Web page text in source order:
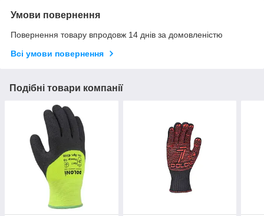
Умови повернення
Повернення товару впродовж 14 днів за домовленістю
Всі умови повернення
Подібні товари компанії